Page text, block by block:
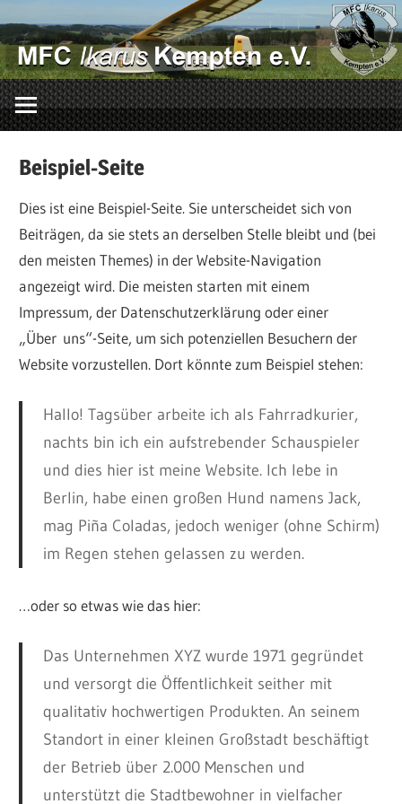
Inhalt
springen
…
mit
fliegst
richtig!
Beispiel-Seite
Dies ist eine Beispiel-Seite. Sie unterscheidet sich von
Beiträgen, da sie stets an derselben Stelle bleibt und (bei
den meisten Themes) in der Website-Navigation
angezeigt wird. Die meisten starten mit einem
Impressum, der Datenschutzerklärung oder einer
„Über uns“-Seite, um sich potenziellen Besuchern der
Website vorzustellen. Dort könnte zum Beispiel stehen:
Hallo! Tagsüber arbeite ich als Fahrradkurier,
nachts bin ich ein aufstrebender Schauspieler
und dies hier ist meine Website. Ich lebe in
Berlin, habe einen großen Hund namens Jack,
mag Piña Coladas, jedoch weniger (ohne Schirm)
im Regen stehen gelassen zu werden.
…oder so etwas wie das hier:
Das Unternehmen XYZ wurde 1971 gegründet
und versorgt die Öffentlichkeit seither mit
qualitativ hochwertigen Produkten. An seinem
Standort in einer kleinen Großstadt beschäftigt
der Betrieb über 2.000 Menschen und
unterstützt die Stadtbewohner in vielfacher